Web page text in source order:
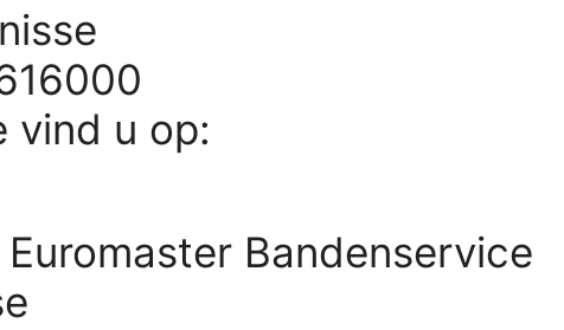
vind u op:
Bandenservice